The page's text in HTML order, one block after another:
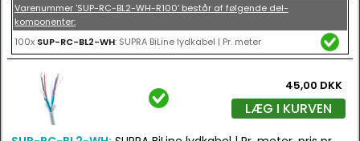
Varenummer 'SUP-RC-BL2-WH-R100' består af følgende del-
komponenter:
100x SUP-RC-BL2-WH: SUPRA BiLine lydkabel | Pr. meter
45,00 DKK
LÆG I KURVEN